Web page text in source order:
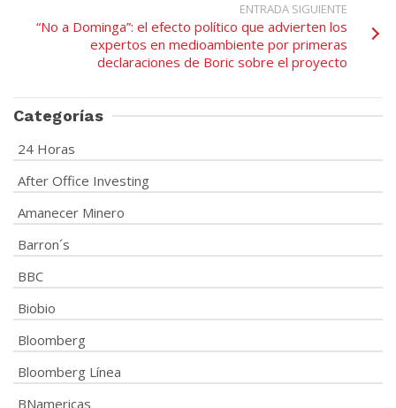
ENTRADA SIGUIENTE
“No a Dominga”: el efecto político que advierten los
expertos en medioambiente por primeras
declaraciones de Boric sobre el proyecto
Categorías
24 Horas
After Office Investing
Amanecer Minero
Barron´s
BBC
Biobio
Bloomberg
Bloomberg Línea
BNamericas